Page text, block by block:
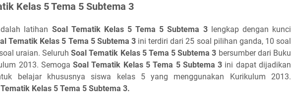
Kelas 5 Tema 5 Subtema 3
latihan Soal Tematik Kelas 5 Tema 5 Subtema 3lengkap dengan kunci
Tematik Kelas 5 Tema 5 Subtema 3ini terdiri dari 25 soal pilihan ganda, 10 soal
uraian. SeluruhSoal Tematik Kelas 5 Tema 5 Subtema 3 bersumber dari Buku
2013. SemogaSoal Tematik Kelas 5 Tema 5 Subtema 3 ini dapat dijadikan
belajar khususnya siswa kelas 5 yang menggunakan Kurikulum 2013.
Kelas 5 Tema 5 Subtema 3.